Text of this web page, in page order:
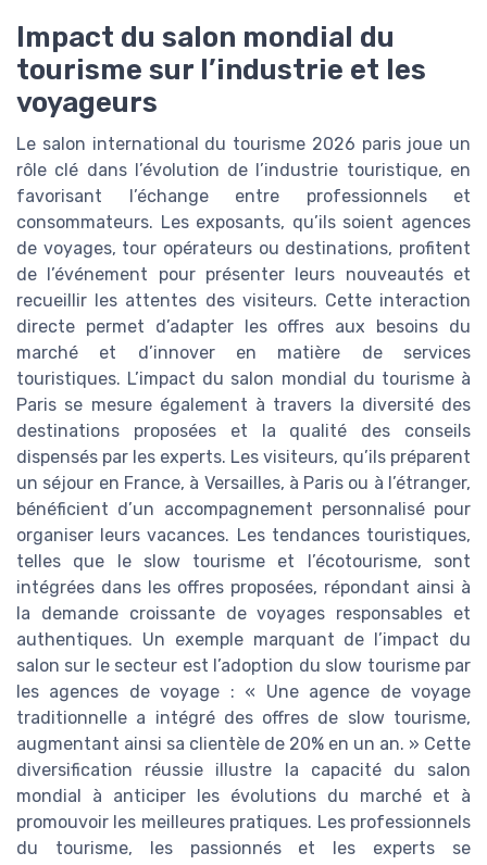
Impact du salon mondial du
tourisme sur l’industrie et les
voyageurs
Le salon international du tourisme 2026 paris joue un
rôle clé dans l’évolution de l’industrie touristique, en
favorisant l’échange entre professionnels et
consommateurs. Les exposants, qu’ils soient agences
de voyages, tour opérateurs ou destinations, profitent
de l’événement pour présenter leurs nouveautés et
recueillir les attentes des visiteurs. Cette interaction
directe permet d’adapter les offres aux besoins du
marché et d’innover en matière de services
touristiques. L’impact du salon mondial du tourisme à
Paris se mesure également à travers la diversité des
destinations proposées et la qualité des conseils
dispensés par les experts. Les visiteurs, qu’ils préparent
un séjour en France, à Versailles, à Paris ou à l’étranger,
bénéficient d’un accompagnement personnalisé pour
organiser leurs vacances. Les tendances touristiques,
telles que le slow tourisme et l’écotourisme, sont
intégrées dans les offres proposées, répondant ainsi à
la demande croissante de voyages responsables et
authentiques. Un exemple marquant de l’impact du
salon sur le secteur est l’adoption du slow tourisme par
les agences de voyage : « Une agence de voyage
traditionnelle a intégré des offres de slow tourisme,
augmentant ainsi sa clientèle de 20% en un an. » Cette
diversification réussie illustre la capacité du salon
mondial à anticiper les évolutions du marché et à
promouvoir les meilleures pratiques. Les professionnels
du tourisme, les passionnés et les experts se